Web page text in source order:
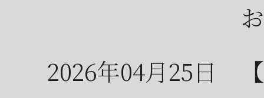
2026年04月25日